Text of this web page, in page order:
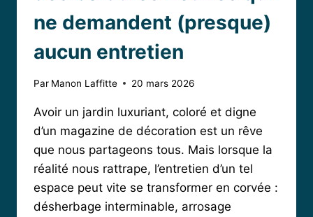
ne demandent (presque)
aucun entretien
Par Manon Laffitte 20 mars 2026
Avoir un jardin luxuriant, coloré et digne
d’un magazine de décoration est un rêve
que nous partageons tous. Mais lorsque la
réalité nous rattrape, l’entretien d’un tel
espace peut vite se transformer en corvée :
désherbage interminable, arrosage